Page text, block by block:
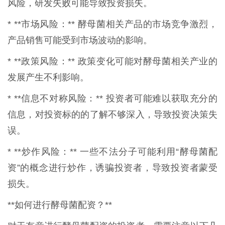
风险，研发失败可能导致投资损失。
* **市场风险：** 酵母菌相关产品的市场竞争激烈，
产品销售可能受到市场波动的影响。
* **政策风险：** 政策变化可能对酵母菌相关产业的
发展产生不利影响。
* **信息不对称风险：** 投资者可能难以获取充分的
信息，对投资标的的了解不够深入，导致投资决策失
误。
* **炒作风险：** 一些不法分子可能利用“酵母菌配
资”的概念进行炒作，诱骗投资者，导致投资者蒙受
损失。
**如何进行酵母菌配资？**